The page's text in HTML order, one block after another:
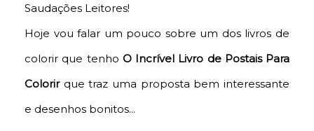
Saudações Leitores!
Hoje vou falar um pouco sobre um dos livros de
colorir que tenho O Incrível Livro de Postais Para
Colorirque traz uma proposta bem interessante
e desenhos bonitos...